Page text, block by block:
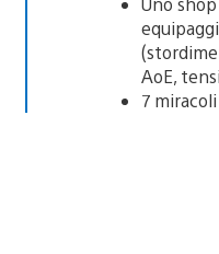
AoE,
7